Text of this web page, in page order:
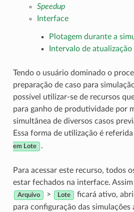
Speedup
Interface
Plotagem durante a
Intervalo de atualização
Tendo o usuário dominado o
preparação de caso para
possível utilizar-se de recursos
para ganho de produtividade por
simultânea de diversos casos
Essa forma de utilização é
em Lote .
Para acessar este recurso, todos
estar fechados na interface.
Arquivo > Lote
ficará ativo,
para configuração das simulações